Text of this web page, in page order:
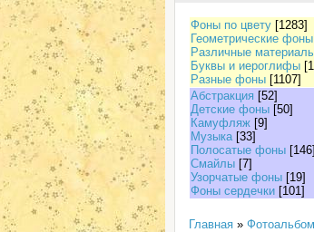
Фоны по цвету [1283]
Геометрические фоны
Различные
Буквы и иероглифы
Разные фоны [1107]
Абстракция [52]
Детские фоны [50]
Камуфляж [9]
Музыка [33]
Полосатые фоны [146]
Смайлы [7]
Узорчатые фоны [19]
Фоны сердечки [101]
Главная » Фотоальбом